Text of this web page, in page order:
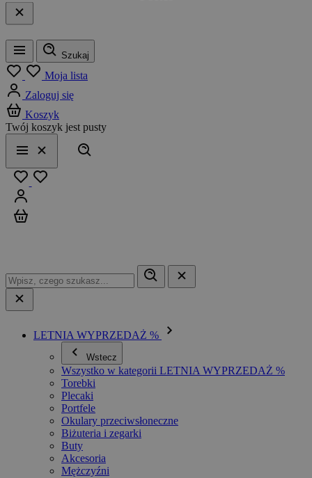
Menu
Szukaj
Moja lista
Zaloguj się
Koszyk
Twój koszyk jest pusty
Menu
Zamknij
LETNIA WYPRZEDAŻ %
Wstecz
Wszystko w kategorii LETNIA WYPRZEDAŻ %
Torebki
Plecaki
Portfele
Okulary przeciwsłoneczne
Biżuteria i zegarki
Buty
Akcesoria
Mężczyźni